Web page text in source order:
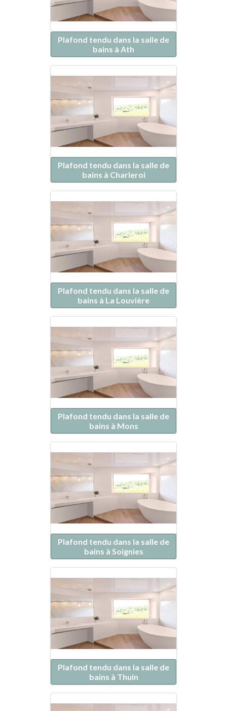
Plafond tendu dans la salle de
bains à Ath
Plafond tendu dans la salle de
bains à Charleroi
Plafond tendu dans la salle de
bains à La Louvière
Plafond tendu dans la salle de
bains à Mons
Plafond tendu dans la salle de
bains à Soignies
Plafond tendu dans la salle de
bains à Thuin